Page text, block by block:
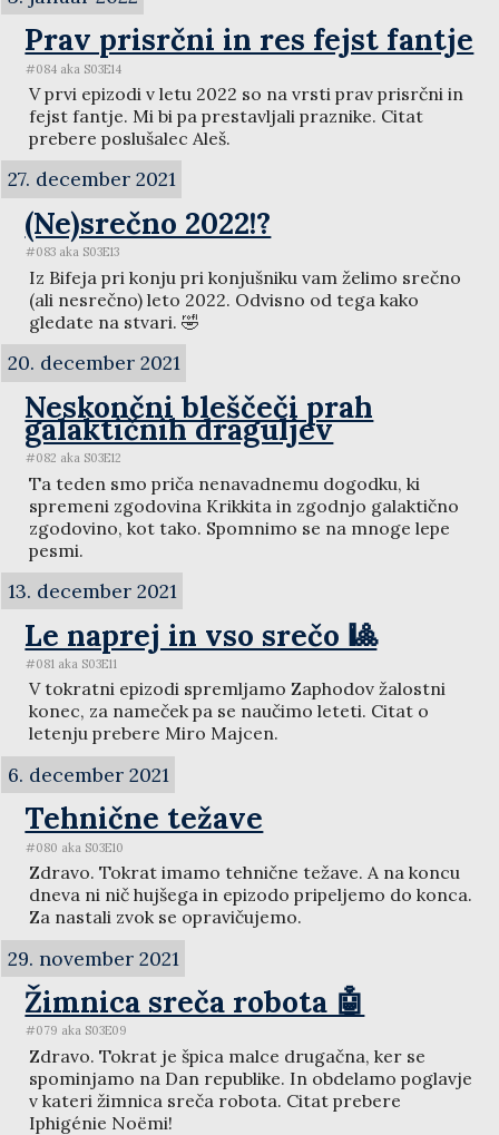
Prav prisrčni in res fejst fantje
#084 aka S03E14
V prvi epizodi v letu 2022 so na vrsti prav prisrčni in
fejst fantje. Mi bi pa prestavljali praznike. Citat
prebere poslušalec Aleš.
27. december 2021
(Ne)srečno 2022!?
#083 aka S03E13
Iz Bifeja pri konju pri konjušniku vam želimo srečno
(ali nesrečno) leto 2022. Odvisno od tega kako
gledate na stvari. 🤣
20. december 2021
Neskončni bleščeči prah
galaktičnih draguljev
#082 aka S03E12
Ta teden smo priča nenavadnemu dogodku, ki
spremeni zgodovina Krikkita in zgodnjo galaktično
zgodovino, kot tako. Spomnimo se na mnoge lepe
pesmi.
13. december 2021
Le naprej in vso srečo 🎱
#081 aka S03E11
V tokratni epizodi spremljamo Zaphodov žalostni
konec, za nameček pa se naučimo leteti. Citat o
letenju prebere Miro Majcen.
6. december 2021
Tehnične težave
#080 aka S03E10
Zdravo. Tokrat imamo tehnične težave. A na koncu
dneva ni nič hujšega in epizodo pripeljemo do konca.
Za nastali zvok se opravičujemo.
29. november 2021
Žimnica sreča robota 🤖
#079 aka S03E09
Zdravo. Tokrat je špica malce drugačna, ker se
spominjamo na Dan republike. In obdelamo poglavje
v kateri žimnica sreča robota. Citat prebere
Iphigénie Noëmi!